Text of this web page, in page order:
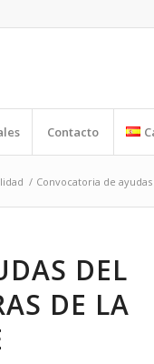
Contacto
/ Convocatoria de
DEL
DE LA